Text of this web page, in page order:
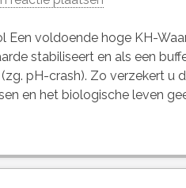
Een voldoende hoge KH-
stabiliseert en als een
pH-crash). Zo verzekert u
en het biologische leven